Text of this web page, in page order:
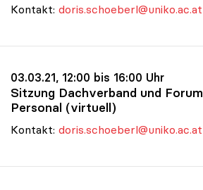
Kontakt: doris.schoeberl@uniko.ac.at
03.03.21, 12:00 bis 16:00 Uhr
Sitzung Dachverband und Forum
Personal (virtuell)
Kontakt: doris.schoeberl@uniko.ac.at